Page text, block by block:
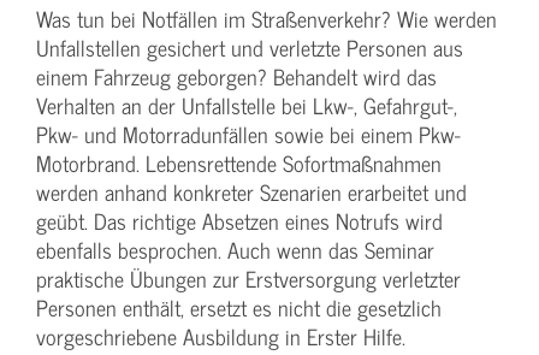
Was tun bei Notfällen im Straßenverkehr? Wie werden
Unfallstellen gesichert und verletzte Personen aus
einem Fahrzeug geborgen? Behandelt wird das
Verhalten an der Unfallstelle bei Lkw-, Gefahrgut-,
Pkw- und Motorradunfällen sowie bei einem Pkw-
Motorbrand. Lebensrettende Sofortmaßnahmen
werden anhand konkreter Szenarien erarbeitet und
geübt. Das richtige Absetzen eines Notrufs wird
ebenfalls besprochen. Auch wenn das Seminar
praktische Übungen zur Erstversorgung verletzter
Personen enthält, ersetzt es nicht die gesetzlich
vorgeschriebene Ausbildung in Erster Hilfe.